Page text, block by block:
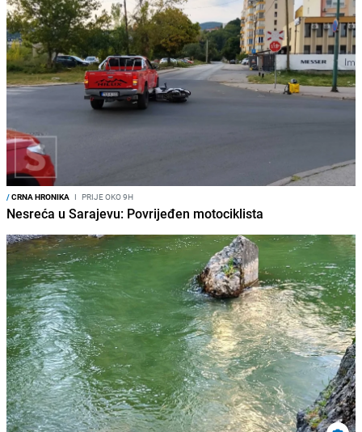
/CRNA HRONIKA I PRIJE OKO 9H
Nesreća u Sarajevu: Povrijeđen motociklista